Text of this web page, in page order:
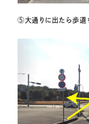
⑤大通りに出たら歩道